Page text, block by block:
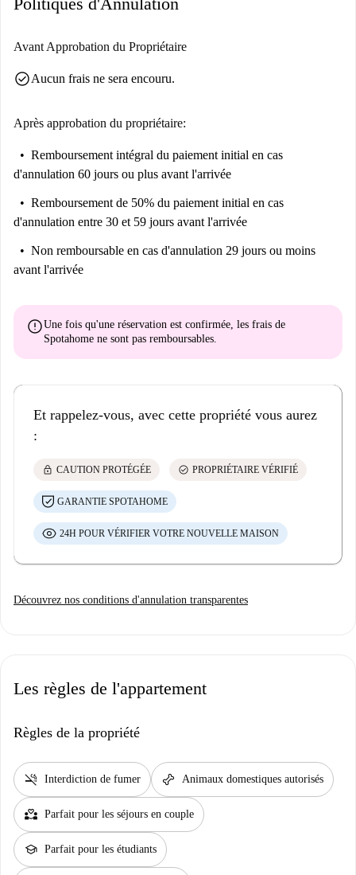
Avant Approbation du Propriétaire
check_circleAucun frais ne sera encouru.
Après approbation du propriétaire:
Remboursement intégral du paiement initial en cas
d'annulation 60 jours ou plus avant l'arrivée
Remboursement de 50% du paiement initial en cas
d'annulation entre 30 et 59 jours avant l'arrivée
Non remboursable en cas d'annulation 29 jours ou moins
avant l'arrivée
errorUne fois qu'une réservation est confirmée, les frais de
Spotahome ne sont pas remboursables.
Et rappelez-vous, avec cette propriété vous aurez
:
lock CAUTION PROTÉGÉE check_circle PROPRIÉTAIRE VÉRIFIÉ
GARANTIE SPOTAHOME
24H POUR VÉRIFIER VOTRE NOUVELLE MAISON
Découvrez nos conditions d'annulation transparentes
Les règles de l'appartement
Règles de la propriété
smoke_free Interdiction de fumer pet_supplies Animaux domestiques autorisés
partner_heart Parfait pour les séjours en couple
school Parfait pour les étudiants